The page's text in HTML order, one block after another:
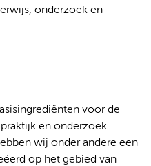
onderzoek en
voor de
en onderzoek
wij onder andere een
op het gebied van